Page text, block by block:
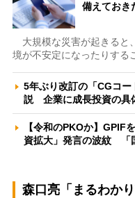
備えておき
大規模な災害が起きると
境が不安定になったりする
5年ぶり改訂の「CGコ
説 企業に成長投資の具
【令和のPKOか】GPIF
資拡大」発言の波紋 「
森口亮「まるわかり